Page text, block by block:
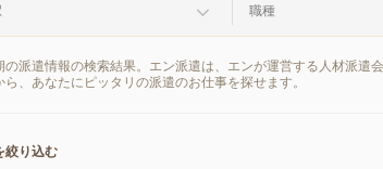
職種
の派遣情報の検索結果。エン派遣は、エンが運営する人材派
、あなたにピッタリの派遣のお仕事を探せます。
絞り込む